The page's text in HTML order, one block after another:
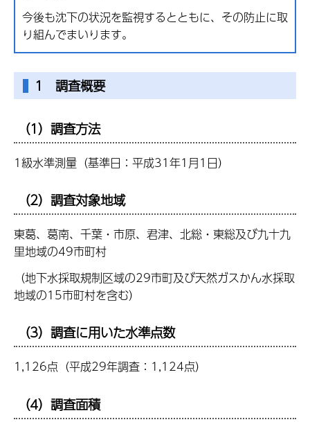
今後も沈下の状況を監視するとともに、その防止に取
り組んでまいります。
1 調査概要
（1）調査方法
1級水準測量（基準日：平成31年1月1日）
（2）調査対象地域
東葛、葛南、千葉・市原、君津、北総・東総及び九十九
里地域の49市町村
（地下水採取規制区域の29市町及び天然ガスかん水採取
地域の15市町村を含む）
（3）調査に用いた水準点数
1,126点（平成29年調査：1,124点）
（4）調査面積